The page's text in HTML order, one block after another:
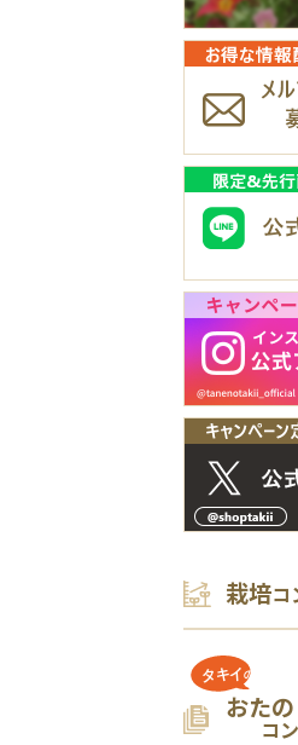
栽培コ
おた
コ